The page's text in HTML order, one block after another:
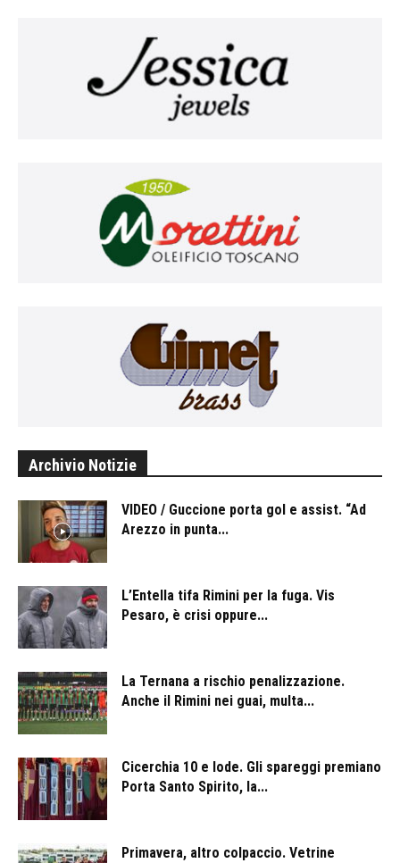
Archivio Notizie
VIDEO / Guccione porta gol e assist. “Ad
Arezzo in punta...
L’Entella tifa Rimini per la fuga. Vis
Pesaro, è crisi oppure...
La Ternana a rischio penalizzazione.
Anche il Rimini nei guai, multa...
Cicerchia 10 e lode. Gli spareggi premiano
Porta Santo Spirito, la...
Primavera, altro colpaccio. Vetrine